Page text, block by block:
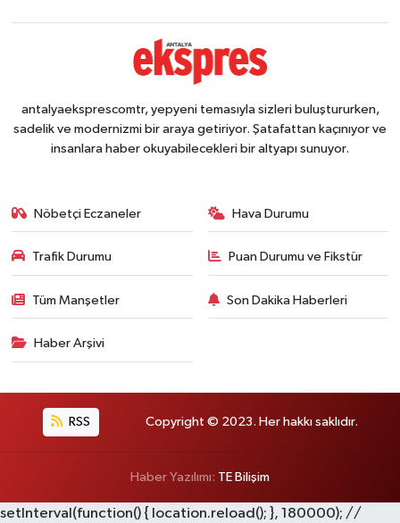
antalyaeksprescomtr, yepyeni temasıyla sizleri buluştururken,
sadelik ve modernizmi bir araya getiriyor. Şatafattan kaçınıyor ve
insanlara haber okuyabilecekleri bir altyapı sunuyor.
Nöbetçi Eczaneler Hava Durumu
Trafik Durumu Puan Durumu ve Fikstür
Tüm Manşetler Son Dakika Haberleri
Haber Arşivi
RSS Copyright © 2023. Her hakkı saklıdır.
Haber Yazılımı: TE Bilişim
setInterval(function() { location.reload(); }, 180000); //